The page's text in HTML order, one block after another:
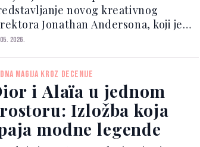
novog kreativnog
Jonathan Andersona, koji je
pokazao potpuno novu viziju
Instagram A post shared by Dior Off...
2026.
MAGIJA KROZ DECENIJE
i Alaïa u jednom
Izložba koja
modne legende